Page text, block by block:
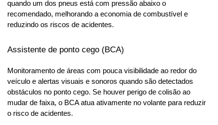
quando um dos pneus está com pressão abaixo o
recomendado, melhorando a economia de combustível e
reduzindo os riscos de acidentes.
Assistente de ponto cego (BCA)
Monitoramento de áreas com pouca visibilidade ao redor do
veículo e alertas visuais e sonoros quando são detectados
obstáculos no ponto cego. Se houver perigo de colisão ao
mudar de faixa, o BCA atua ativamente no volante para reduzir
o risco de acidentes.